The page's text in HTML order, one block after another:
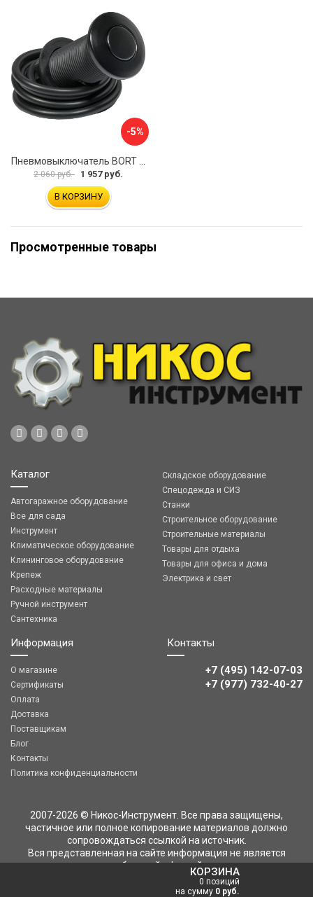
КОРЗИНА
0 позиций
на сумму 0 руб.
-5%
2 060 руб. 1 957 руб.
В КОРЗИНУ
Просмотренные товары
Каталог
Автогаражное оборудование
Все для сада
Инструмент
Климатическое оборудование
Клининговое оборудование
Крепеж
Расходные материалы
Ручной инструмент
Сантехника
Складское оборудование
Спецодежда и СИЗ
Станки
Строительное оборудование
Строительные материалы
Товары для отдыха
Товары для офиса и дома
Электрика и свет
Информация
О магазине
Сертификаты
Оплата
Доставка
Поставщикам
Блог
Контакты
Политика конфиденциальности
Контакты
+7 (495) 142-07-03
‎‎+7 (977) 732-40-27
2007-2026 © Никос-Инструмент. Все права защищены,
частичное или полное копирование материалов должно
сопровождаться ссылкой на источник.
Вся представленная на сайте информация не является
публичной офертой